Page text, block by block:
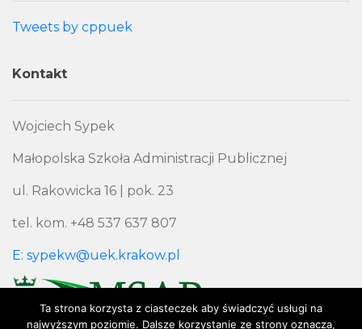
Ta strona korzysta z ciasteczek aby świadczyć usługi na
najwyższym poziomie. Dalsze korzystanie ze strony oznacza,
Tweets by cppuek
Kontakt
Wojciech Sypek
Małopolska Szkoła Administracji Publicznej
ul. Rakowicka 16 | pok. 23
tel. kom. +48 537 637 807
E: sypekw@uek.krakow.pl